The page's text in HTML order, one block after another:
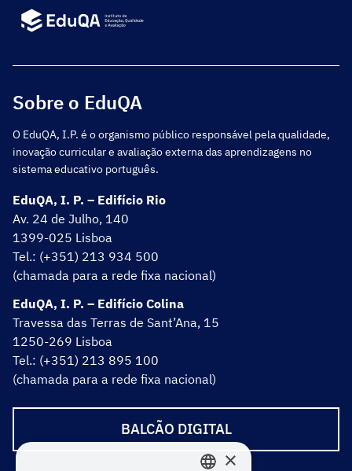
Sobre o EduQA
O EduQA, I.P. é o organismo público responsável pela qualidade,
inovação curricular e avaliação externa das aprendizagens no
sistema educativo português.
EduQA, I. P. – Edifício Rio
Av. 24 de Julho, 140
1399-025 Lisboa
Tel.: (+351) 213 934 500
(chamada para a rede fixa nacional)
EduQA, I. P. – Edifício Colina
Travessa das Terras de Sant’Ana, 15
1250-269 Lisboa
Tel.: (+351) 213 895 100
(chamada para a rede fixa nacional)
BALCÃO DIGITAL
×